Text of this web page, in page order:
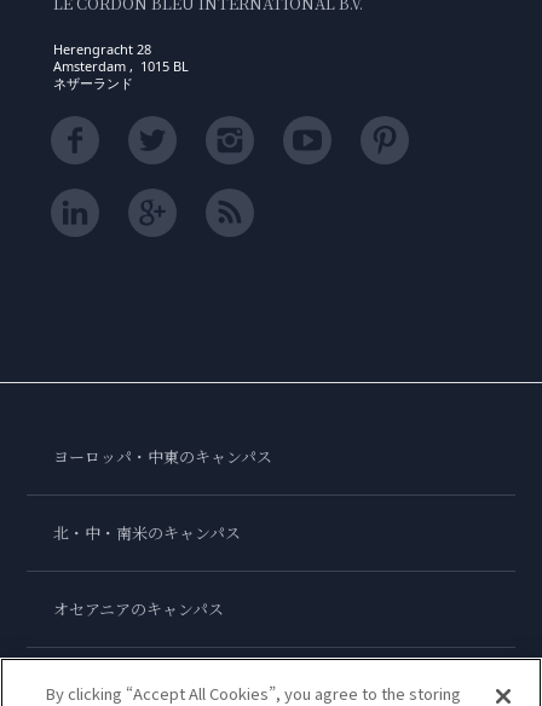
Herengracht 28
Amsterdam , 1015 BL
ネザーランド
ヨーロッパ・中東のキャンパス
北・中・南米のキャンパス
オセアニアのキャンパス
アジアのキャンパス
By clicking “Accept All Cookies”, you agree to the storing